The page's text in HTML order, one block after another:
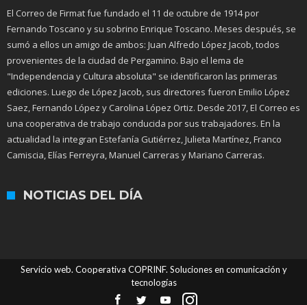
El Correo de Firmat fue fundado el 11 de octubre de 1914 por
Fernando Toscano y su sobrino Enrique Toscano. Meses después, se
sumó a ellos un amigo de ambos: Juan Alfredo López Jacob, todos
provenientes de la ciudad de Pergamino. Bajo el lema de
"Independencia y Cultura absoluta" se identificaron las primeras
ediciones. Luego de López Jacob, sus directores fueron Emilio López
Saez, Fernando López y Carolina López Ortiz. Desde 2017, El Correo es
una cooperativa de trabajo conducida por sus trabajadores. En la
actualidad la integran Estefanía Gutiérrez, Julieta Martínez, Franco
Camiscia, Elías Ferreyra, Manuel Carreras y Mariano Carreras.
NOTICIAS DEL DÍA
Servicio web. Cooperativa COPRINF. Soluciones en comunicación y
tecnologías